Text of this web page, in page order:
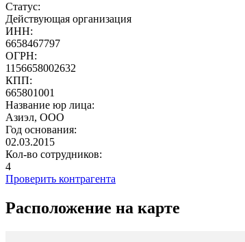
Статус:
Действующая организация
ИНН:
6658467797
ОГРН:
1156658002632
КПП:
665801001
Название юр лица:
Азиэл, ООО
Год основания:
02.03.2015
Кол-во сотрудников:
4
Проверить контрагента
Расположение на карте